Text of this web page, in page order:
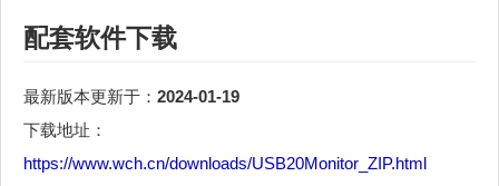
配套软件下载
最新版本更新于： 2024-01-19
下载地址：
https://www.wch.cn/downloads/USB20Monitor_ZIP.html